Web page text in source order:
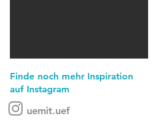
Finde noch mehr Inspiration
auf Instagram
uemit.uef